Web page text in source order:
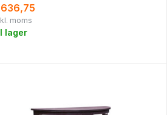
moms
I lager